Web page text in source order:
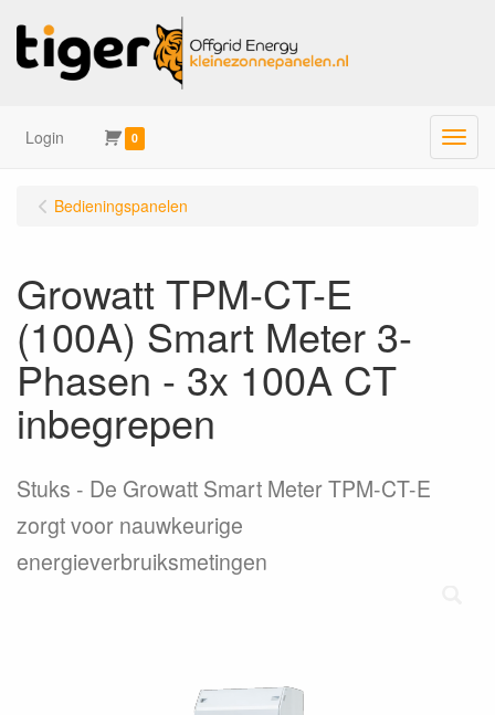
Login 0 Menu
Bedieningspanelen
Growatt TPM-CT-E
(100A) Smart Meter 3-
Phasen - 3x 100A CT
inbegrepen
Stuks
De Growatt Smart Meter TPM-CT-E
zorgt voor nauwkeurige
energieverbruiksmetingen